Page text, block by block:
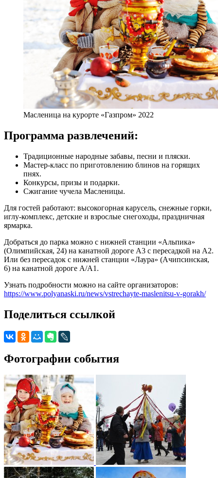
Масленица на курорте «Газпром» 2022
Программа развлечений:
Традиционные народные забавы, песни и пляски.
Мастер-класс по приготовлению блинов на горящих
пнях.
Конкурсы, призы и подарки.
Сжигание чучела Масленицы.
Для гостей работают: высокогорная карусель, снежные горки,
иглу-комплекс, детские и взрослые снегоходы, праздничная
ярмарка.
Добраться до парка можно с нижней станции «Альпика»
(Олимпийская, 24) на канатной дороге А3 с пересадкой на А2.
Или без пересадок с нижней станции «Лаура» (Ачипсинская,
6) на канатной дороге А/А1.
Узнать подробности можно на сайте организаторов:
https://www.polyanaski.ru/news/vstrechayte-maslenitsu-v-gorakh/
Поделиться ссылкой
Фотографии события